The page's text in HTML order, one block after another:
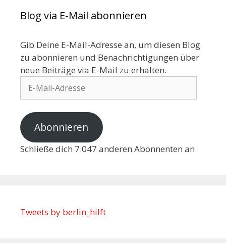
Blog via E-Mail abonnieren
Gib Deine E-Mail-Adresse an, um diesen Blog
zu abonnieren und Benachrichtigungen über
neue Beiträge via E-Mail zu erhalten.
Abonnieren
Schließe dich 7.047 anderen Abonnenten an
Tweets by berlin_hilft